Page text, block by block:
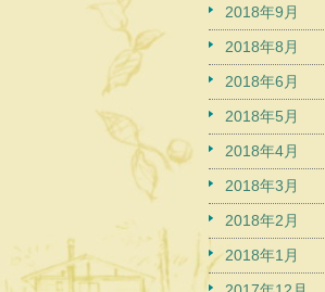
2018年9月
2018年8月
2018年6月
2018年5月
2018年4月
2018年3月
2018年2月
2018年1月